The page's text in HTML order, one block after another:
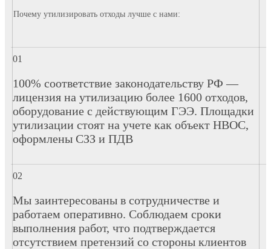
Почему утилизировать отходы лучше с нами:
100% соответствие законодательству РФ —
лицензия на утилизацию более 1600 отходов,
оборудование с действующим ГЭЭ. Площадки
утилизации стоят на учете как объект НВОС,
оформлены СЗЗ и ПДВ
Мы заинтересованы в сотрудничестве и
работаем оперативно. Соблюдаем сроки
выполнения работ, что подтверждается
отсутствием претензий со стороны клиентов